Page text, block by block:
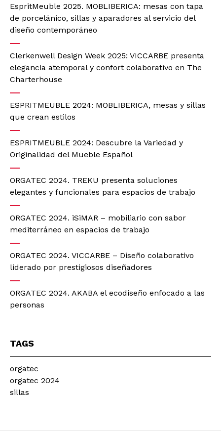
EspritMeuble 2025. MOBLIBERICA: mesas con tapa
de porcelánico, sillas y aparadores al servicio del
diseño contemporáneo
Clerkenwell Design Week 2025: VICCARBE presenta
elegancia atemporal y confort colaborativo en The
Charterhouse
ESPRITMEUBLE 2024: MOBLIBERICA, mesas y sillas
que crean estilos
ESPRITMEUBLE 2024: Descubre la Variedad y
Originalidad del Mueble Español
ORGATEC 2024. TREKU presenta soluciones
elegantes y funcionales para espacios de trabajo
ORGATEC 2024. iSiMAR – mobiliario con sabor
mediterráneo en espacios de trabajo
ORGATEC 2024. VICCARBE – Diseño colaborativo
liderado por prestigiosos diseñadores
ORGATEC 2024. AKABA el ecodiseño enfocado a las
personas
TAGS
orgatec
orgatec 2024
sillas